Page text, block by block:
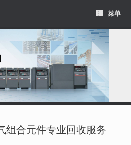
菜单
组合元件专业回收服务